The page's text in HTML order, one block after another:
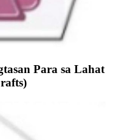
Para sa Lahat